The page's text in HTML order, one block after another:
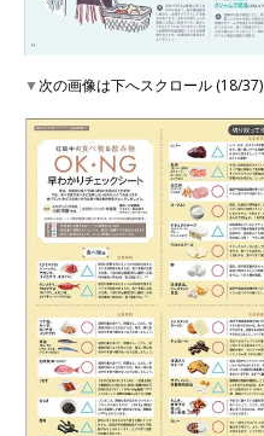
▼次の画像は下へスクロール (18/37)